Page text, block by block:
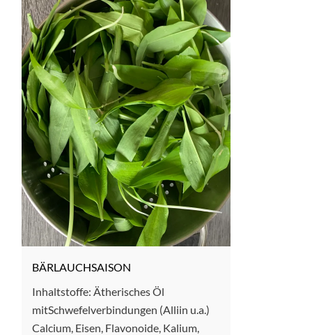
BÄRLAUCHSAISON
Inhaltstoffe: Ätherisches Öl
mitSchwefelverbindungen (Alliin u.a.)
Calcium, Eisen, Flavonoide, Kalium,